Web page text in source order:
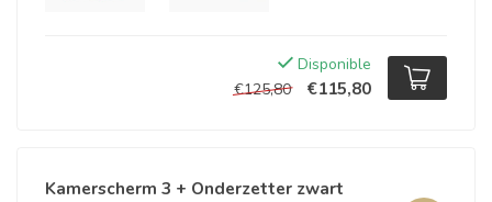
Disponible
€125,80
€115,80
Kamerscherm 3 + Onderzetter zwart